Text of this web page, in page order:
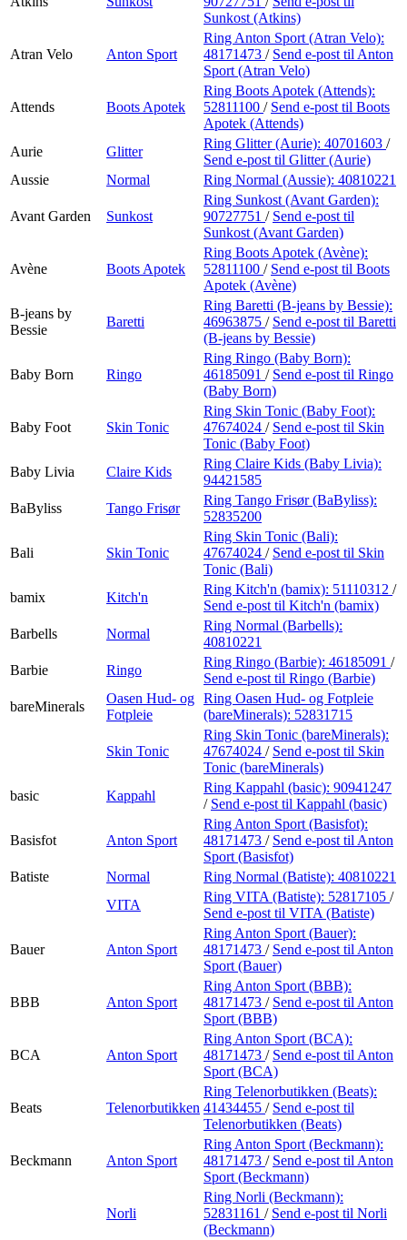
Sunkost (Atkins)
Atran Velo Anton Sport
Ring Anton Sport (Atran Velo):
48171473 / Send e-post til Anton
Sport (Atran Velo)
Attends Boots Apotek
Ring Boots Apotek (Attends):
52811100 / Send e-post til Boots
Apotek (Attends)
Aurie
Glitter
Ring Glitter (Aurie): 40701603 /
Send e-post til Glitter (Aurie)
Aussie
Normal Ring Normal (Aussie): 40810221
Avant Garden Sunkost
Ring Sunkost (Avant Garden):
90727751 / Send e-post til
Sunkost (Avant Garden)
Avène Boots Apotek
Ring Boots Apotek (Avène):
52811100 / Send e-post til Boots
Apotek (Avène)
B-jeans by
Bessie
Baretti
Ring Baretti (B-jeans by Bessie):
46963875 / Send e-post til Baretti
(B-jeans by Bessie)
Baby Born Ringo
Ring Ringo (Baby Born):
46185091 / Send e-post til Ringo
(Baby Born)
Baby Foot Skin Tonic
Ring Skin Tonic (Baby Foot):
47674024 / Send e-post til Skin
Tonic (Baby Foot)
Baby Livia
Claire Kids
Ring Claire Kids (Baby Livia):
94421585
BaByliss
Tango Frisør
Ring Tango Frisør (BaByliss):
52835200
Bali Skin Tonic
Ring Skin Tonic (Bali):
47674024 / Send e-post til Skin
Tonic (Bali)
bamix
Kitch'n
Ring Kitch'n (bamix): 51110312 /
Send e-post til Kitch'n (bamix)
Barbells
Normal
Ring Normal (Barbells):
40810221
Barbie
Ringo
Ring Ringo (Barbie): 46185091 /
Send e-post til Ringo (Barbie)
bareMinerals
Oasen Hud- og
Fotpleie
Ring Oasen Hud- og Fotpleie
(bareMinerals): 52831715
Skin Tonic
Ring Skin Tonic (bareMinerals):
47674024 / Send e-post til Skin
Tonic (bareMinerals)
basic
Kappahl
Ring Kappahl (basic): 90941247
/ Send e-post til Kappahl (basic)
Basisfot Anton Sport
Ring Anton Sport (Basisfot):
48171473 / Send e-post til Anton
Sport (Basisfot)
Batiste
Normal Ring Normal (Batiste): 40810221
VITA
Ring VITA (Batiste): 52817105 /
Send e-post til VITA (Batiste)
Bauer Anton Sport
Ring Anton Sport (Bauer):
48171473 / Send e-post til Anton
Sport (Bauer)
BBB Anton Sport
Ring Anton Sport (BBB):
48171473 / Send e-post til Anton
Sport (BBB)
BCA Anton Sport
Ring Anton Sport (BCA):
48171473 / Send e-post til Anton
Sport (BCA)
Beats Telenorbutikken
Ring Telenorbutikken (Beats):
41434455 / Send e-post til
Telenorbutikken (Beats)
Beckmann Anton Sport
Ring Anton Sport (Beckmann):
48171473 / Send e-post til Anton
Sport (Beckmann)
Norli
Ring Norli (Beckmann):
52831161 / Send e-post til Norli
(Beckmann)